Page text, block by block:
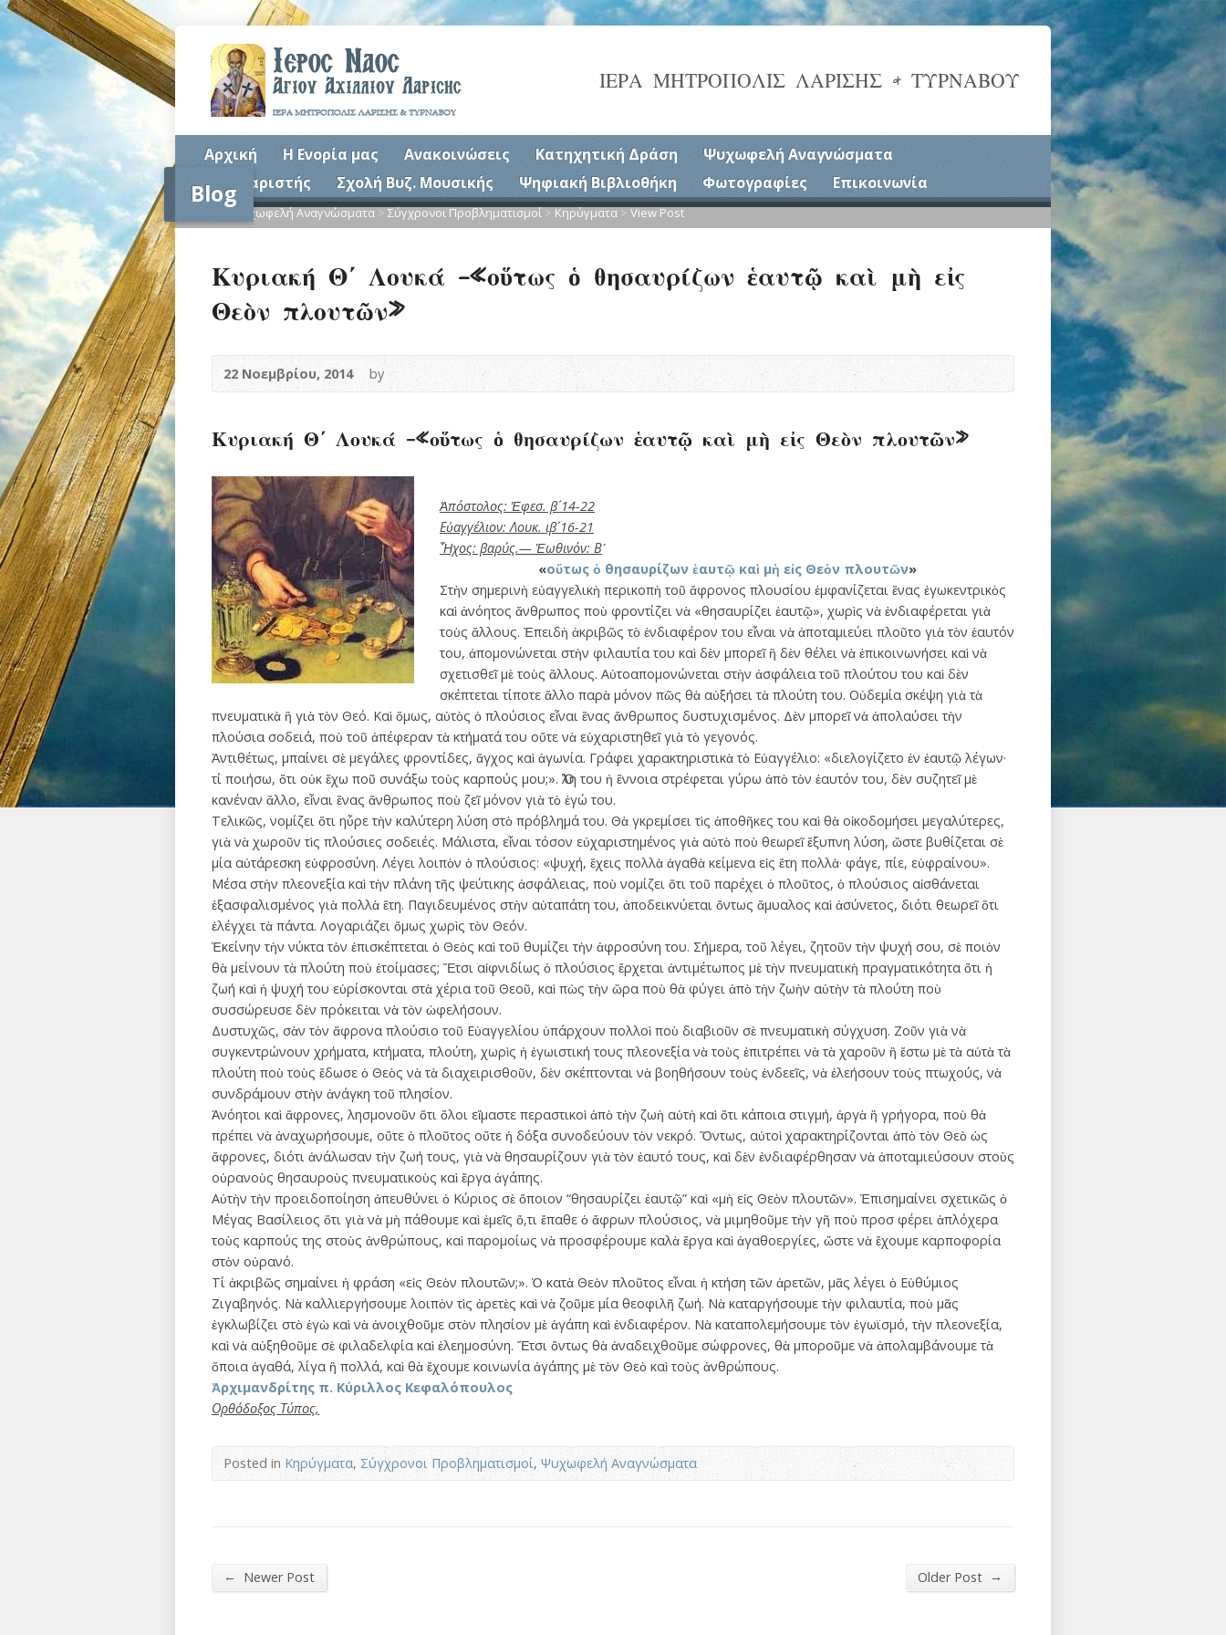
ΙΕΡΑ ΜΗΤΡΟΠΟΛΙΣ ΛΑΡΙΣΗΣ & ΤΥΡΝΑΒΟΥ
Αρχική Η Ενορία μας Ανακοινώσεις Κατηχητική Δράση
Ψυχωφελή Αναγνώσματα
Συναξαριστής
Σχολή Βυζ. Μουσικής Ψηφιακή Βιβλιοθήκη Φωτογραφίες Επικοινωνία
Blog
>Ψυχωφελή Αναγνώσματα>Σύγχρονοι Προβληματισμοί>Κηρύγματα>View Post
Κυριακή Θ΄ Λουκά –«οὕτως ὁ θησαυρίζων ἑαυτῷ καὶ μὴ εἰς
Θεὸν πλουτῶν»
22 Νοεμβρίου, 2014 by
Κυριακή Θ΄ Λουκά –«οὕτως ὁ θησαυρίζων ἑαυτῷ καὶ μὴ εἰς Θεὸν πλουτῶν»
Ἀπόστολος: Ἐφεσ. β´ 14-22
Εὐαγγέλιον: Λουκ. ιβ´ 16-21
Ἦχος: βαρύς.— Ἑωθινόν: Β´
«οὕτως ὁ θησαυρίζων ἑαυτῷ καὶ μὴ εἰς Θεὸν πλουτῶν»
Στὴν σημερινὴ εὐαγγελικὴ περικοπὴ τοῦ ἄφρονος πλουσίου ἐμφανίζεται ἕνας ἐγωκεντρικὸς
καὶ ἀνόητος ἄνθρωπος ποὺ φροντίζει νὰ «θησαυρίζει ἑαυτῷ», χωρὶς νὰ ἐνδιαφέρεται γιὰ
τοὺς ἄλλους. Ἐπειδὴ ἀκριβῶς τὸ ἐνδιαφέρον του εἶναι νὰ ἀποταμιεύει πλοῦτο γιὰ τὸν ἑαυτόν
του, ἀπομονώνεται στὴν φιλαυτία του καὶ δὲν μπορεῖ ἢ δὲν θέλει νὰ ἐπικοινωνήσει καὶ νὰ
σχετισθεῖ μὲ τοὺς ἄλλους. Αὐτοαπομονώνεται στὴν ἀσφάλεια τοῦ πλούτου του καὶ δὲν
σκέπτεται τίποτε ἄλλο παρὰ μόνον πῶς θὰ αὐξήσει τὰ πλούτη του. Οὐδεμία σκέψη γιὰ τὰ
πνευματικὰ ἢ γιὰ τὸν Θεό. Καὶ ὅμως, αὐτὸς ὁ πλούσιος εἶναι ἕνας ἄνθρωπος δυστυχισμένος. Δὲν μπορεῖ νὰ ἀπολαύσει τὴν
πλούσια σοδειά, ποὺ τοῦ ἀπέφεραν τὰ κτήματά του οὔτε νὰ εὐχαριστηθεῖ γιὰ τὸ γεγονός.
Ἀντιθέτως, μπαίνει σὲ μεγάλες φροντίδες, ἄγχος καὶ ἀγωνία. Γράφει χαρακτηριστικὰ τὸ Εὐαγγέλιο: «διελογίζετο ἐν ἑαυτῷ λέγων·
τί ποιήσω, ὅτι οὐκ ἔχω ποῦ συνάξω τοὺς καρπούς μου;». Ὅλη του ἡ ἔννοια στρέφεται γύρω ἀπὸ τὸν ἑαυτόν του, δὲν συζητεῖ μὲ
κανέναν ἄλλο, εἶναι ἕνας ἄνθρωπος ποὺ ζεῖ μόνον γιὰ τὸ ἐγώ του.
Τελικῶς, νομίζει ὅτι ηὗρε τὴν καλύτερη λύση στὸ πρόβλημά του. Θὰ γκρεμίσει τὶς ἀποθῆκες του καὶ θὰ οἰκοδομήσει μεγαλύτερες,
γιὰ νὰ χωροῦν τὶς πλούσιες σοδειές. Μάλιστα, εἶναι τόσον εὐχαριστημένος γιὰ αὐτὸ ποὺ θεωρεῖ ἔξυπνη λύση, ὥστε βυθίζεται σὲ
μία αὐτάρεσκη εὐφροσύνη. Λέγει λοιπὸν ὁ πλούσιος: «ψυχή, ἔχεις πολλὰ ἀγαθὰ κείμενα εἰς ἔτη πολλὰ· φάγε, πίε, εὐφραίνου».
Μέσα στὴν πλεονεξία καὶ τὴν πλάνη τῆς ψεύτικης ἀσφάλειας, ποὺ νομίζει ὅτι τοῦ παρέχει ὁ πλοῦτος, ὁ πλούσιος αἰσθάνεται
ἐξασφαλισμένος γιὰ πολλὰ ἔτη. Παγιδευμένος στὴν αὐταπάτη του, ἀποδεικνύεται ὄντως ἄμυαλος καὶ ἀσύνετος, διότι θεωρεῖ ὅτι
ἐλέγχει τὰ πάντα. Λογαριάζει ὅμως χωρὶς τὸν Θεόν.
Ἐκείνην τὴν νύκτα τὸν ἐπισκέπτεται ὁ Θεὸς καὶ τοῦ θυμίζει τὴν ἀφροσύνη του. Σήμερα, τοῦ λέγει, ζητοῦν τὴν ψυχή σου, σὲ ποιὸν
θὰ μείνουν τὰ πλούτη ποὺ ἑτοίμασες; Ἔτσι αἰφνιδίως ὁ πλούσιος ἔρχεται ἀντιμέτωπος μὲ τὴν πνευματικὴ πραγματικότητα ὅτι ἡ
ζωή καὶ ἡ ψυχή του εὑρίσκονται στὰ χέρια τοῦ Θεοῦ, καὶ πὼς τὴν ὥρα ποὺ θὰ φύγει ἀπὸ τὴν ζωὴν αὐτὴν τὰ πλούτη ποὺ
συσσώρευσε δὲν πρόκειται νὰ τὸν ὠφελήσουν.
Δυστυχῶς, σὰν τὸν ἄφρονα πλούσιο τοῦ Εὐαγγελίου ὑπάρχουν πολλοὶ ποὺ διαβιοῦν σὲ πνευματικὴ σύγχυση. Ζοῦν γιὰ νὰ
συγκεντρώνουν χρήματα, κτήματα, πλούτη, χωρὶς ἡ ἐγωιστική τους πλεονεξία νὰ τοὺς ἐπιτρέπει νὰ τὰ χαροῦν ἢ ἔστω μὲ τὰ αὐτὰ τὰ
πλούτη ποὺ τοὺς ἔδωσε ὁ Θεὸς νὰ τὰ διαχειρισθοῦν, δὲν σκέπτονται νὰ βοηθήσουν τοὺς ἐνδεεῖς, νὰ ἐλεήσουν τοὺς πτωχούς, νὰ
συνδράμουν στὴν ἀνάγκη τοῦ πλησίον.
Ἀνόητοι καὶ ἄφρονες, λησμονοῦν ὅτι ὅλοι εἴμαστε περαστικοὶ ἀπὸ τὴν ζωὴ αὐτὴ καὶ ὅτι κάποια στιγμή, ἀργὰ ἢ γρήγορα, ποὺ θὰ
πρέπει νὰ ἀναχωρήσουμε, οὔτε ὁ πλοῦτος οὔτε ἡ δόξα συνοδεύουν τὸν νεκρό. Ὄντως, αὐτοὶ χαρακτηρίζονται ἀπὸ τὸν Θεὸ ὡς
ἄφρονες, διότι ἀνάλωσαν τὴν ζωή τους, γιὰ νὰ θησαυρίζουν γιὰ τὸν ἑαυτό τους, καὶ δὲν ἐνδιαφέρθησαν νὰ ἀποταμιεύσουν στοὺς
οὐρανοὺς θησαυροὺς πνευματικοὺς καὶ ἔργα ἀγάπης.
Αὐτὴν τὴν προειδοποίηση ἀπευθύνει ὁ Κύριος σὲ ὅποιον “θησαυρίζει ἑαυτῷ” καὶ «μὴ εἰς Θεὸν πλουτῶν». Ἐπισημαίνει σχετικῶς ὁ
Μέγας Βασίλειος ὅτι γιὰ νὰ μὴ πάθουμε καὶ ἐμεῖς ὅ,τι ἔπαθε ὁ ἄφρων πλούσιος, νὰ μιμηθοῦμε τὴν γῆ ποὺ προσ φέρει ἁπλόχερα
τοὺς καρπούς της στοὺς ἀνθρώπους, καὶ παρομοίως νὰ προσφέρουμε καλὰ ἔργα καὶ ἀγαθοεργίες, ὥστε νὰ ἔχουμε καρποφορία
στὸν οὐρανό.
Τί ἀκριβῶς σημαίνει ἡ φράση «εἰς Θεὸν πλουτῶν;». Ὁ κατὰ Θεὸν πλοῦτος εἶναι ἡ κτήση τῶν ἀρετῶν, μᾶς λέγει ὁ Εὐθύμιος
Ζιγαβηνός. Νὰ καλλιεργήσουμε λοιπὸν τὶς ἀρετὲς καὶ νὰ ζοῦμε μία θεοφιλῆ ζωή. Νὰ καταργήσουμε τὴν φιλαυτία, ποὺ μᾶς
ἐγκλωβίζει στὸ ἐγὼ καὶ νὰ ἀνοιχθοῦμε στὸν πλησίον μὲ ἀγάπη καὶ ἐνδιαφέρον. Νὰ καταπολεμήσουμε τὸν ἐγωϊσμό, τὴν πλεονεξία,
καὶ νὰ αὐξηθοῦμε σὲ φιλαδελφία καὶ ἐλεημοσύνη. Ἔτσι ὄντως θὰ ἀναδειχθοῦμε σώφρονες, θὰ μποροῦμε νὰ ἀπολαμβάνουμε τὰ
ὅποια ἀγαθά, λίγα ἢ πολλά, καὶ θὰ ἔχουμε κοινωνία ἀγάπης μὲ τὸν Θεὸ καὶ τοὺς ἀνθρώπους.
Ἀρχιμανδρίτης π. Κύριλλος Κεφαλόπουλος
Ορθόδοξος Τύπος,
Posted inΚηρύγματα, Σύγχρονοι Προβληματισμοί,Ψυχωφελή Αναγνώσματα
← Newer Post Older Post →